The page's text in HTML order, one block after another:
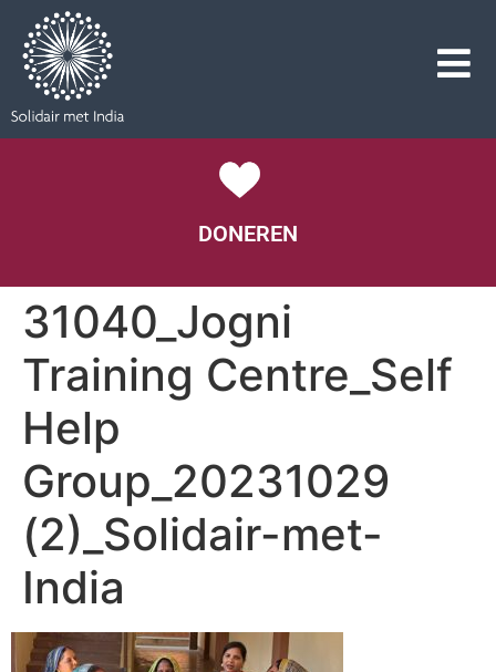
DONEREN
31040_Jogni
Training Centre_Self
Help
Group_20231029
(2)_Solidair-met-
India